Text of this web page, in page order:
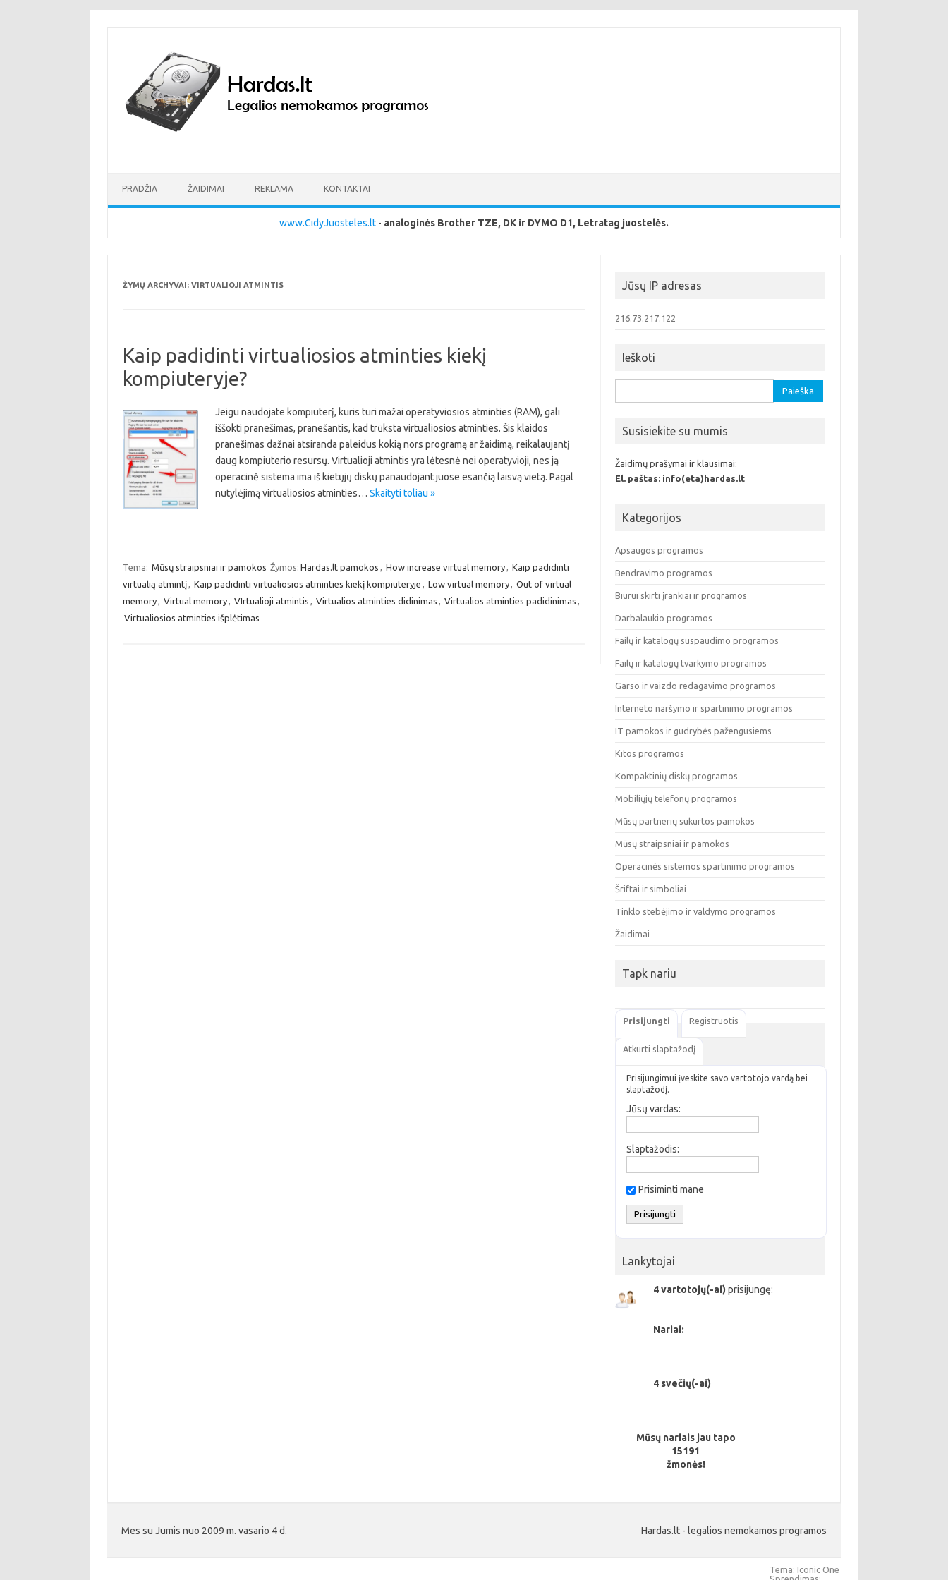
PRADŽIA ŽAIDIMAI REKLAMA KONTAKTAI
www.CidyJuosteles.lt - analoginės Brother TZE, DK ir DYMO D1, Letratag juostelės.
ŽYMŲ ARCHYVAI: VIRTUALIOJI ATMINTIS
Kaip padidinti virtualiosios atminties kiekį
kompiuteryje?
Jeigu naudojate kompiuterį, kuris turi mažai operatyviosios atminties (RAM), gali
iššokti pranešimas, pranešantis, kad trūksta virtualiosios atminties. Šis klaidos
pranešimas dažnai atsiranda paleidus kokią nors programą ar žaidimą, reikalaujantį
daug kompiuterio resursų. Virtualioji atmintis yra lėtesnė nei operatyvioji, nes ją
operacinė sistema ima iš kietųjų diskų panaudojant juose esančią laisvą vietą. Pagal
nutylėjimą virtualiosios atminties… Skaityti toliau »
Tema: Mūsų straipsniai ir pamokos Žymos: Hardas.lt pamokos , How increase virtual memory, Kaip padidinti
virtualią atmintį, Kaip padidinti virtualiosios atminties kiekį kompiuteryje , Low virtual memory, Out of virtual
memory, Virtual memory, VIrtualioji atmintis , Virtualios atminties didinimas , Virtualios atminties padidinimas ,
Virtualiosios atminties išplėtimas
Jūsų IP adresas
216.73.217.122
Ieškoti
Susisiekite su mumis
Žaidimų prašymai ir klausimai:
El. paštas: info(eta)hardas.lt
Kategorijos
Apsaugos programos
Bendravimo programos
Biurui skirti įrankiai ir programos
Darbalaukio programos
Failų ir katalogų suspaudimo programos
Failų ir katalogų tvarkymo programos
Garso ir vaizdo redagavimo programos
Interneto naršymo ir spartinimo programos
IT pamokos ir gudrybės pažengusiems
Kitos programos
Kompaktinių diskų programos
Mobiliųjų telefonų programos
Mūsų partnerių sukurtos pamokos
Mūsų straipsniai ir pamokos
Operacinės sistemos spartinimo programos
Šriftai ir simboliai
Tinklo stebėjimo ir valdymo programos
Žaidimai
Tapk nariu
Prisijungti Registruotis
Atkurti slaptažodį
Prisijungimui įveskite savo vartotojo vardą bei
slaptažodį.
Jūsų vardas:
Slaptažodis:
Prisiminti mane
Lankytojai
4 vartotojų(-ai) prisijungę:
Nariai:
4 svečių(-ai)
Mūsų nariais jau tapo
15191
žmonės!
Mes su Jumis nuo 2009 m. vasario 4 d. Hardas.lt - legalios nemokamos programos
Tema: Iconic One